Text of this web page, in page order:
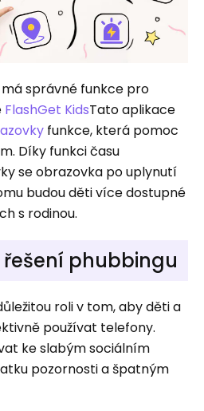
správné funkce pro
FlashGet KidsTato aplikace
funkce, která pomoc
Díky funkci času
se obrazovka po uplynutí
budou děti více dostupné
s rodinou.
řešení phubbingu
roli v tom, aby děti a
používat telefony.
ke slabým sociálním
pozornosti a špatným